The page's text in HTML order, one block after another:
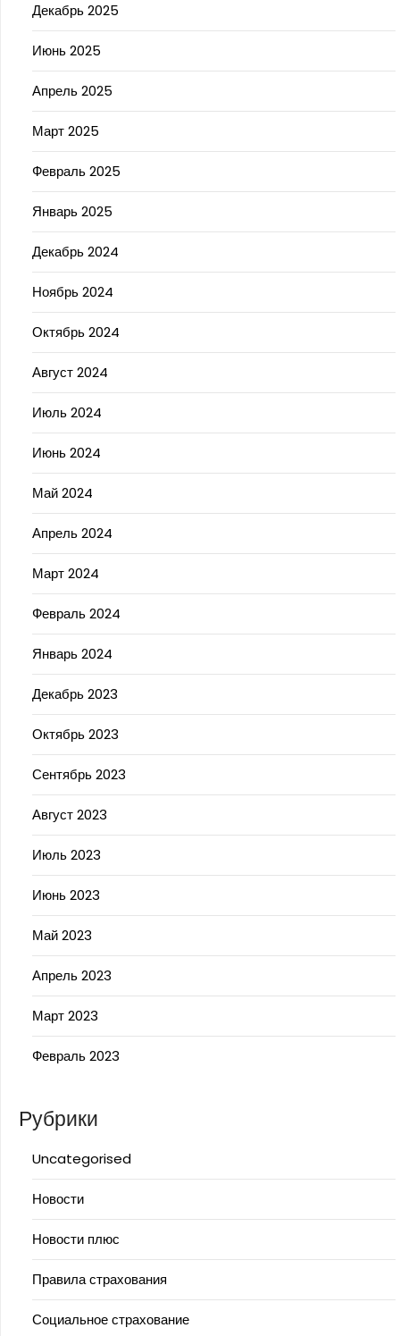
Декабрь 2025
Июнь 2025
Апрель 2025
Март 2025
Февраль 2025
Январь 2025
Декабрь 2024
Ноябрь 2024
Октябрь 2024
Август 2024
Июль 2024
Июнь 2024
Май 2024
Апрель 2024
Март 2024
Февраль 2024
Январь 2024
Декабрь 2023
Октябрь 2023
Сентябрь 2023
Август 2023
Июль 2023
Июнь 2023
Май 2023
Апрель 2023
Март 2023
Февраль 2023
Рубрики
Uncategorised
Новости
Новости плюс
Правила страхования
Социальное страхование